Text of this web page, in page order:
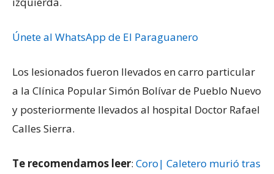
Únete al WhatsApp de El Paraguanero
Los lesionados fueron llevados en carro particular
a la Clínica Popular Simón Bolívar de Pueblo Nuevo
y posteriormente llevados al hospital Doctor Rafael
Calles Sierra.
Te recomendamos leer: Coro| Caletero murió tras